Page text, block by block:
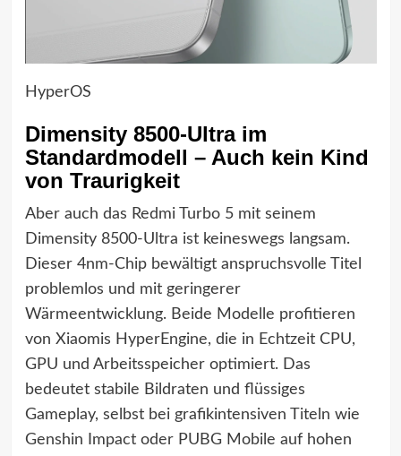
HyperOS
Dimensity 8500-Ultra im
Standardmodell – Auch kein Kind
von Traurigkeit
Aber auch das Redmi Turbo 5 mit seinem
Dimensity 8500-Ultra ist keineswegs langsam.
Dieser 4nm-Chip bewältigt anspruchsvolle Titel
problemlos und mit geringerer
Wärmeentwicklung. Beide Modelle profitieren
von Xiaomis HyperEngine, die in Echtzeit CPU,
GPU und Arbeitsspeicher optimiert. Das
bedeutet stabile Bildraten und flüssiges
Gameplay, selbst bei grafikintensiven Titeln wie
Genshin Impact oder PUBG Mobile auf hohen